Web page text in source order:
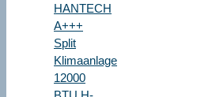
HANTECH
A+++
Split
Klimaanlage
12000